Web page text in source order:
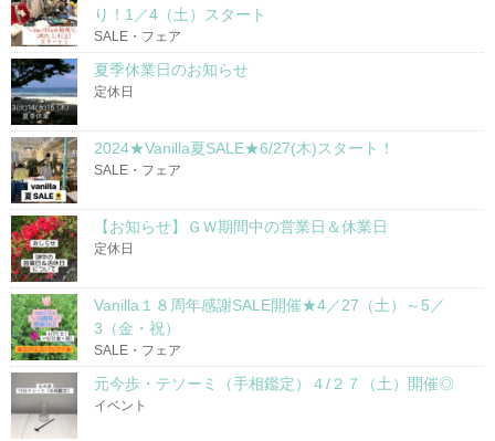
り！1／4（土）スタート
SALE・フェア
夏季休業日のお知らせ
定休日
2024★Vanilla夏SALE★6/27(木)スタート！
SALE・フェア
【お知らせ】ＧＷ期間中の営業日＆休業日
定休日
Vanilla１８周年感謝SALE開催★4／27（土）～5／
3（金・祝）
SALE・フェア
元今歩・テソーミ（手相鑑定）４/２７（土）開催◎
イベント